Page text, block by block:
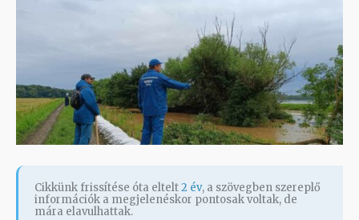
Cikkünk frissítése óta eltelt2 év, a szövegben szereplő
információk a megjelenéskor pontosak voltak, de
mára elavulhattak.